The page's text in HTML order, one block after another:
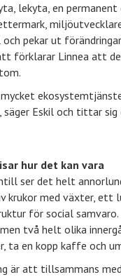
lekyta, en permanent
pekar ut
förklarar Linnea att
säger Eskil och tittar
hur det kan vara
ser det helt
krukor med växter, ett
för social
två helt olika
ta en kopp kaffe och
är att tillsammans